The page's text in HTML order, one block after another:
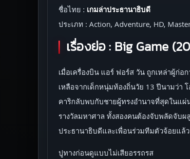
ชื่อไทย : เกมล่าประธานาธิบดี
ประเภท : Action, Adventure, HD,
เรื่องย่อ : Big Game
เมื่อเครื่องบิน แอร์ ฟอร์ส วัน ถูกเหล่าผู้ก่
เหลือจากเด็กหนุ่มท้องถิ่นวัย 13 ปีนามว่า
คาริกลับพบกับชายผู้ทรงอำนาจที่สุดในแผ่
รางวัลมหาศาล ทั้งสองคนต้องจับพลัดจับ
ประธานาธิบดีและเพื่อนร่วมทีมตัวจ้อยแล้
ปูทางก่อนดูแบบไม่เสียอรรถรส